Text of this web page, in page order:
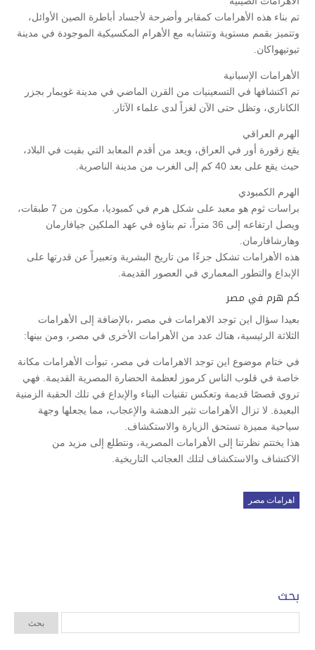
تم بناء هذه الأهرامات كمقابر وأضرحة لأجساد أباطرة الصين الأوائل،
وتتميز بقمم مستوية وتتشابه مع الأهرام المكسيكية الموجودة في مدينة
تيوتيهواكان.
الأهرامات الإسبانية
تم اكتشافها في التسعينيات من القرن الماضي في مدينة غويمار بجزر
الكاناري، وتظل حتى الآن لغزاً لدى علماء الآثار.
الهرم العراقي
يقع زقورة أور في العراق، ويعد من أقدم المعابد التي بقيت في البلاد،
حيث يقع على بعد 40 كم إلى الغرب من مدينة الناصرية.
الهرم الكمبودي
براسات ثوم هو معبد على شكل هرم في كمبوديا، مكون من 7 طبقات،
ويصل ارتفاعه إلى 36 متراً، تم بناؤه في عهد الملكين جيافارمان
وهارشافارمان.
هذه الأهرامات تشكل جزءًا من تاريخ البشرية وتعبيراً عن قدرتها على
الإبداع والتطور المعماري في العصور القديمة.
كم هرم في مصر
بعيدا سؤال اين توجد الاهرامات في مصر ،بالإضافة إلى الأهرامات
الثلاثة الرئيسية، هناك عدد من الأهرامات الأخرى في مصر، ومن بينها:
في ختام موضوع اين توجد الاهرامات في مصر، تبوأت الأهرامات مكانة
خاصة في قلوب الناس كرموز لعظمة الحضارة المصرية القديمة. فهي
تروي قصصًا قديمة وتعكس تقنيات البناء والإبداع في تلك الحقبة الزمنية
البعيدة. لا تزال الأهرامات تثير الدهشة والإعجاب، مما يجعلها وجهة
سياحية مميزة تستحق الزيارة والاستكشاف.
هذا يختتم نظرتنا إلى الأهرامات المصرية، ونتطلع إلى مزيد من
الاكتشاف والاستكشاف لتلك العجائب التاريخية.
اهرامات مصر
بحث